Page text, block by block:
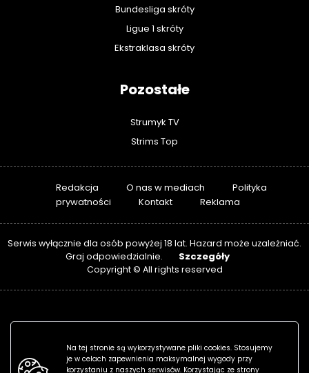
Bundesliga skróty
Ligue 1 skróty
Ekstraklasa skróty
Pozostałe
Strumyk TV
Strims Top
Redakcja O nas w mediach
Polityka
prywatności
Kontakt Reklama
Serwis wyłącznie dla osób powyżej 18 lat. Hazard może uzależniać.
Graj odpowiedzialnie.
Szczegóły
Copyright © All rights reserved
Na tej stronie są wykorzystywane pliki cookies. Stosujemy
je w celach zapewnienia maksymalnej wygody przy
korzystaniu z naszych serwisów. Korzystając ze strony